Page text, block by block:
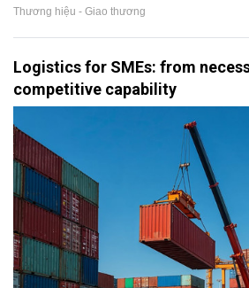
Thương hiệu - Giao thương
Logistics for SMEs: from
competitive capability